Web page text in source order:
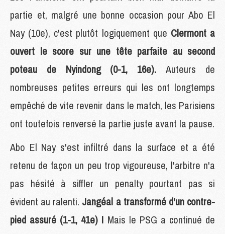
partie et, malgré une bonne occasion pour Abo El
Nay (10e), c'est plutôt logiquement que Clermont a
ouvert le score sur une tête parfaite au second
poteau de Nyindong (0-1, 16e).Auteurs de
nombreuses petites erreurs qui les ont longtemps
empêché de vite revenir dans le match, les Parisiens
ont toutefois renversé la partie juste avant la pause.
Abo El Nay s'est infiltré dans la surface et a été
retenu de façon un peu trop vigoureuse, l'arbitre n'a
pas hésité à siffler un penalty pourtant pas si
évident au ralenti. Jangéal a transformé d'un contre-
pied assuré (1-1, 41e) ! Mais le PSG a continué de